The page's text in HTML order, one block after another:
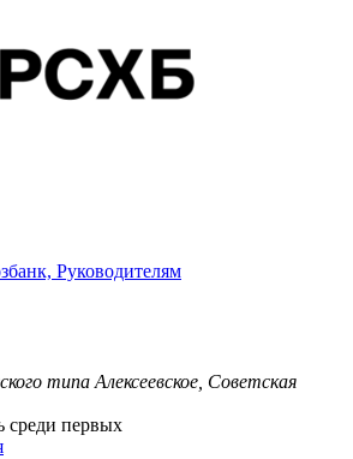
Руководителям
типа Алексеевское, Советская
среди первых